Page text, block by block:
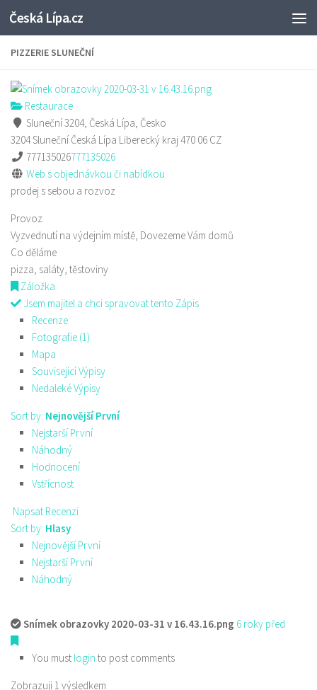
Skip to content
Česká Lípa.cz
PIZZERIE SLUNEČNÍ
Restaurace
Sluneční 3204, Česká Lípa, Česko
3204 Sluneční Česká Lípa Liberecký kraj470 06 CZ
777135026777135026
Web s objednávkou či nabídkou
prodej s sebou a rozvoz
Provoz
Vyzvednutí na výdejním místě, Dovezeme Vám domů
Co děláme
pizza, saláty, těstoviny
Záložka
Jsem majitel a chci spravovat tento Zápis
Recenze
Fotografie (1)
Mapa
Související Výpisy
Nedaleké Výpisy
Sort by: Nejnovější První
Nejstarší První
Náhodný
Hodnocení
Vstřícnost
Napsat Recenzi
Sort by: Hlasy
Nejnovější První
Nejstarší První
Náhodný
Snímek obrazovky 2020-03-31 v 16.43.16.png 6 roky před
You must login to post comments
Zobrazuji 1 výsledkem